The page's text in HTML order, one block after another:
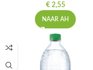
€2,55
NAAR AH